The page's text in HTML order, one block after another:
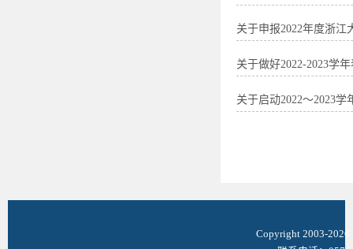
关于申报2022年度浙江
关于做好2022-2023学
关于启动2022～2023
Copyright 2003-